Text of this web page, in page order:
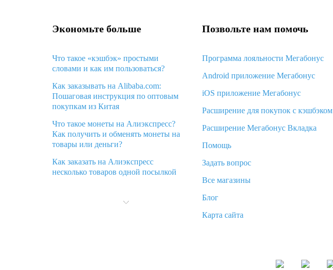
Экономьте больше
Что такое «кэшбэк» простыми
словами и как им пользоваться?
Как заказывать на Alibaba.com:
Пошаговая инструкция по оптовым
покупкам из Китая
Что такое монеты на Алиэкспресс?
Как получить и обменять монеты на
товары или деньги?
Как заказать на Алиэкспресс
несколько товаров одной посылкой
Алиэкспресс и что делать?
Позвольте нам помочь
Программа лояльности Мегабонус
Android приложение Мегабонус
iOS приложение Мегабонус
Расширение для покупок с кэшбэком
Расширение Мегабонус Вкладка
Помощь
Задать вопрос
Все магазины
Блог
Карта сайта